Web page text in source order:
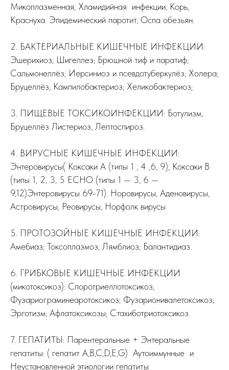
Микоплазменная, Хламидийная инфекции, Корь,
Краснуха. Эпидемический паротит, Оспа обезьян.
2. БАКТЕРИАЛЬНЫЕ КИШЕЧНЫЕ ИНФЕКЦИИ:
Эшерихиоз; Шигеллез; Брюшной тиф и паратиф;
Сальмонеллёз; Иерсиниоз и псевдотуберкулёз; Холера;
Бруцеллёз; Кампилобактериоз; Хеликобактериоз;
3. ПИЩЕВЫЕ ТОКСИКОИНФЕКЦИИ: Ботулизм,
Бруцеллёз Листериоз, Лептоспироз.
4. ВИРУСНЫЕ КИШЕЧНЫЕ ИНФЕКЦИИ:
Энтеровирусы( Коксаки А (типы 1 , 4 ,6, 9), Коксаки В
(типы 1, 2, 3, 5 ECHO (типы 1 — 3, 6 —
9,12)Энтеровирусы 69-71). Норовирусы, Аденовирусы,
Астровирусы, Реовирусы, Норфолк вирусы
5. ПРОТОЗОЙНЫЕ КИШЕЧНЫЕ ИНФЕКЦИИ:
Амебиаз; Токсоплазмоз; Лямблиоз; Балантидиаз.
6. ГРИБКОВЫЕ КИШЕЧНЫЕ ИНФЕКЦИИ
(микотоксикоз): Споротриеллотоксикоз;
Фузариограминеаротоксикоз; Фузарионивалетоксикоз;
Эрготизм; Афлатоксикозы; Стахиботриотоксикоз.
7. ГЕПАТИТЫ: Парентеральные + Энтеральные
гепатиты: ( гепатит А,В,С,D,Е,G) Аутоиммунные и
Неустановленной этиологии гепатиты